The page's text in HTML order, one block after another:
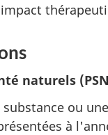
naturels
substance ou
à